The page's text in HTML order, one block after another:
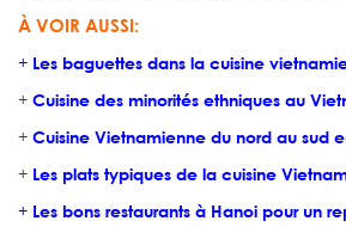
À VOIR AUSSI:
+ Les baguettes dans la cuisine
+ Cuisine des minorités ethniques au
+ Cuisine Vietnamienne du nord au sud
+ Les plats typiques de la cuisine
+ Les bons restaurants à Hanoi pour un